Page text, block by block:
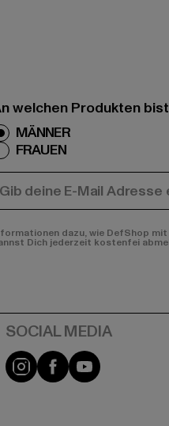
welchen Produkten
MÄNNER
FRAUEN
E-MAIL
dazu, wie DefShop
Dich jederzeit kostenfei
Instagram
FacebookYouTube